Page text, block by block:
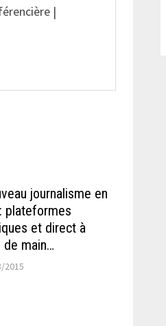
|
journalisme en
plateformes
et direct à
main…
2015